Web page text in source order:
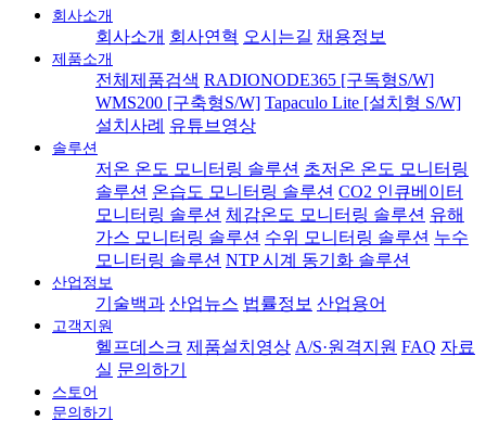
회사소개
회사소개 회사연혁 오시는길 채용정보
제품소개
전체제품검색 RADIONODE365 [구독형S/W]
WMS200 [구축형S/W] Tapaculo Lite [설치형 S/W]
설치사례 유튜브영상
솔루션
저온 온도 모니터링 솔루션 초저온 온도 모니터링
솔루션 온습도 모니터링 솔루션 CO2 인큐베이터
모니터링 솔루션 체감온도 모니터링 솔루션 유해
가스 모니터링 솔루션 수위 모니터링 솔루션 누수
모니터링 솔루션 NTP 시계 동기화 솔루션
산업정보
기술백과 산업뉴스 법률정보 산업용어
고객지원
헬프데스크 제품설치영상 A/S·원격지원 FAQ 자료
실 문의하기
스토어
문의하기